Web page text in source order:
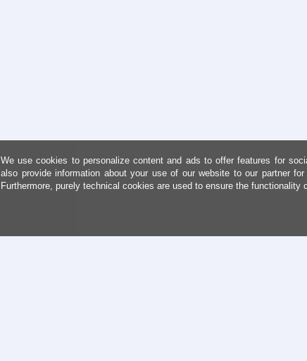
We use cookies to personalize content and ads to offer features for
also provide information about your use of our website to our partner
Furthermore, purely technical cookies are used to ensure the